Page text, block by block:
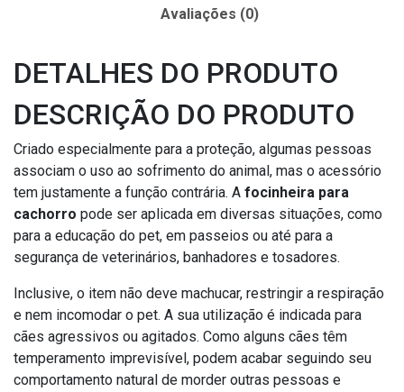
Avaliações (0)
DETALHES DO PRODUTO
DESCRIÇÃO DO PRODUTO
Criado especialmente para a proteção, algumas pessoas
associam o uso ao sofrimento do animal, mas o acessório
tem justamente a função contrária. A focinheira para
cachorro pode ser aplicada em diversas situações, como
para a educação do pet, em passeios ou até para a
segurança de veterinários, banhadores e tosadores.
Inclusive, o item não deve machucar, restringir a respiração
e nem incomodar o pet. A sua utilização é indicada para
cães agressivos ou agitados. Como alguns cães têm
temperamento imprevisível, podem acabar seguindo seu
comportamento natural de morder outras pessoas e